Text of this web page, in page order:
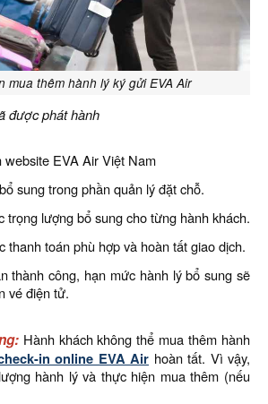
mua thêm hành lý ký gửi EVA Air
được phát hành
website EVA Air Việt Nam
sung trong phần quản lý đặt chỗ.
trọng lượng bổ sung cho từng hành khách.
thanh toán phù hợp và hoàn tất giao dịch.
thành công, hạn mức hành lý bổ sung sẽ
vé điện tử.
Hành khách không thể mua thêm hành
in online EVA Air hoàn tất. Vì vậy,
hành lý và thực hiện mua thêm (nếu